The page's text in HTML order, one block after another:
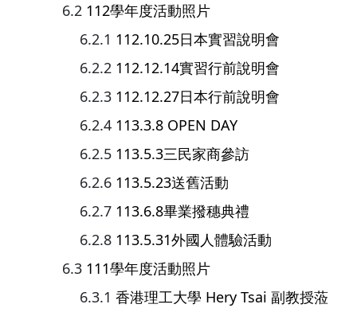
112學年度活動照片
112.10.25日本實習說明會
112.12.14實習行前說明會
112.12.27日本行前說明會
113.3.8 OPEN DAY
113.5.3三民家商參訪
113.5.23送舊活動
113.6.8畢業撥穗典禮
113.5.31外國人體驗活動
111學年度活動照片
香港理工大學 Hery Tsai 副教授蒞